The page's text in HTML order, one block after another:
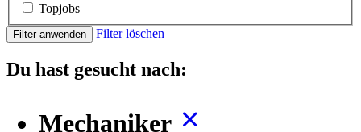
Topjobs
Filter anwenden Filter löschen
Du hast gesucht nach:
Mechaniker